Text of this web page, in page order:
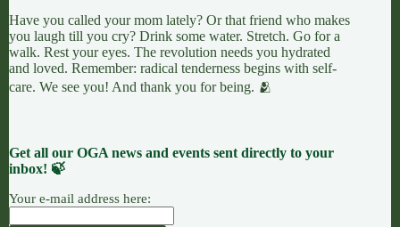
Have you called your mom lately? Or that friend who makes
you laugh till you cry? Drink some water. Stretch. Go for a
walk. Rest your eyes. The revolution needs you hydrated
and loved. Remember: radical tenderness begins with self-
care. We see you! And thank you for being. 🫂
Get all our OGA news and events sent directly to your
inbox! 🍃
Your e-mail address here: